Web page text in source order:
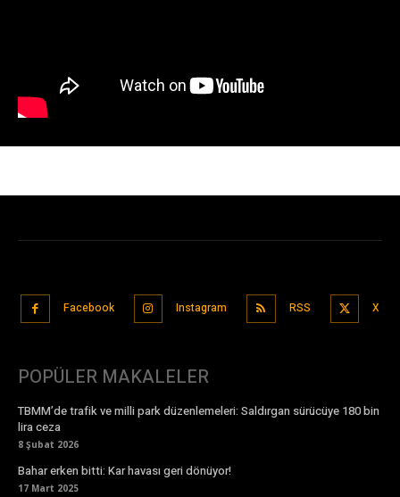
Facebook Instagram RSS X
POPÜLER MAKALELER
TBMM’de trafik ve milli park düzenlemeleri: Saldırgan sürücüye 180 bin
lira ceza
8 Şubat 2026
Bahar erken bitti: Kar havası geri dönüyor!
17 Mart 2025